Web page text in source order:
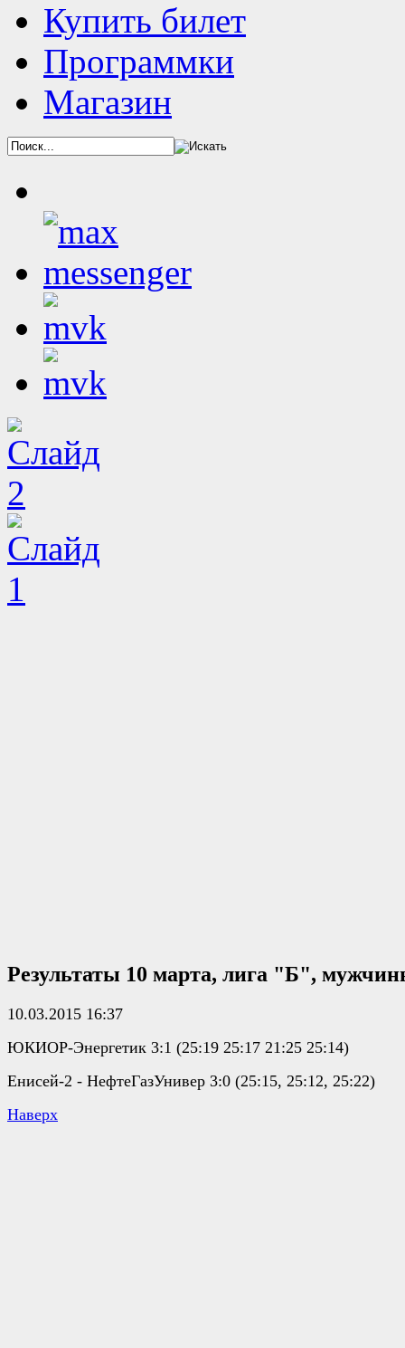
Купить билет
Программки
Магазин
Результаты 10 марта, лига "Б",
10.03.2015 16:37
ЮКИОР-Энергетик 3:1 (25:19 25:17 21:25 25:14)
Енисей-2 - НефтеГазУнивер 3:0 (25:15, 25:12, 25:22)
Наверх